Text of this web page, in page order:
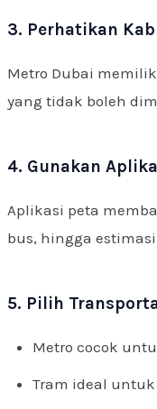
3. Perhatikan
Metro Dubai
yang tidak boleh
4. Gunakan
Aplikasi peta
bus, hingga
5. Pilih
Metro cocok
Tram ideal